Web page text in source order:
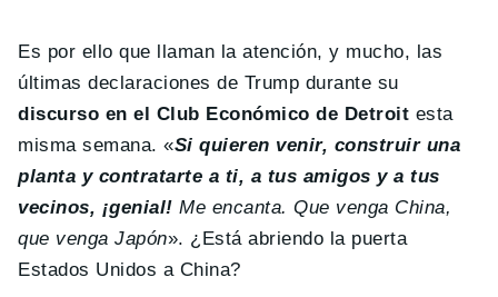
Es por ello que llaman la atención, y mucho, las
últimas declaraciones de Trump durante su
discurso en el Club Económico de Detroit esta
misma semana. «Si quieren venir, construir una
planta y contratarte a ti, a tus amigos y a tus
vecinos, ¡genial! Me encanta. Que venga China,
que venga Japón». ¿Está abriendo la puerta
Estados Unidos a China?